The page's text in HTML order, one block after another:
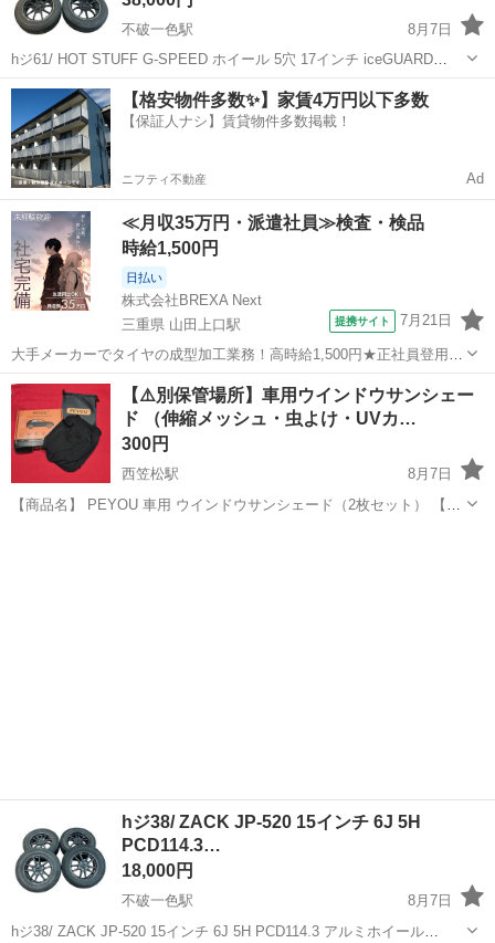
不破一色駅
8月7日
hジ61/ HOT STUFF G-SPEED ホイール 5穴 17インチ iceGUARD
225/60R17 2022年製 スタッドレス タイヤ 車 ホイール G-SPEED
17×7J 5×114.3 69...
岐阜 羽島市 不破一色駅 タイヤ、ホイール
スタッドレス
【格安物件多数✨】家賃4万円以下多数
【保証人ナシ】賃貸物件多数掲載！
ニフティ不動産 Ad
≪月収35万円・派遣社員≫検査・検品
時給1,500円
日払い
株式会社BREXA Next
三重県 山田上口駅
提携サイト 7月21日
大手メーカーでタイヤの成型加工業務！高時給1,500円★正社員登用制
度あり！ワンルーム寮完備！マイカー通勤OK！無料駐車場あり！《三
重県伊勢市》 人気の工場のお仕事 ◇タイヤの製造◇ トラック・バ
ス・RV車用を中心とした...
三重 伊勢市 山田上口駅 その他
【⚠️別保管場所】​車用ウインドウサンシェー
ド （伸縮メッシュ・虫よけ・UVカ…
300円
西笠松駅
8月7日
​【商品名】 PEYOU 車用 ウインドウサンシェード（2枚セット） ​【状
hジ38/ ZACK JP-520 15インチ 6J 5H
PCD114.3…
18,000円
不破一色駅
8月7日
hジ38/ ZACK JP-520 15インチ 6J 5H PCD114.3 アルミホイール